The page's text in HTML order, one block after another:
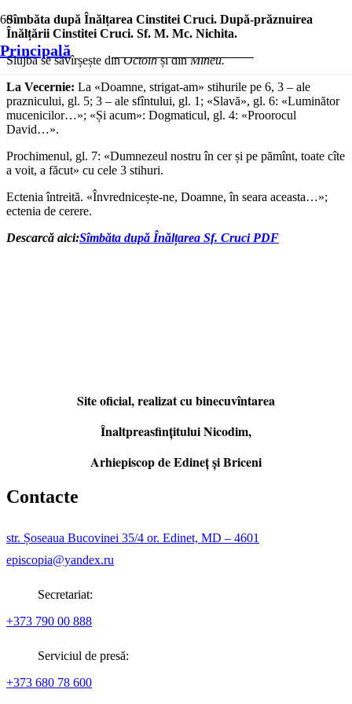
Principală
Sîmbăta după Înălțarea Cinstitei Cruci. După-prăznuirea
Înălțării Cinstitei Cruci. Sf. M. Mc. Nichita.
Slujba se săvîrșește dinOctoihși dinMineu.
La Vecernie: La «Doamne, strigat-am» stihurile pe 6, 3 – ale
praznicului, gl. 5; 3 – ale sfîntului, gl. 1; «Slavă», gl. 6: «Luminător
mucenicilor…»; «Și acum»: Dogmaticul, gl. 4: «Proorocul
David…».
Prochimenul, gl. 7: «Dumnezeul nostru în cer și pe pămînt, toate cîte
a voit, a făcut» cu cele 3 stihuri.
Ectenia întreită. «Învrednicește-ne, Doamne, în seara aceasta…»;
ectenia de cerere.
Descarcă aici:Sîmbăta după Înălțarea Sf. Cruci PDF
Site oficial, realizat cu binecuvîntarea
Înaltpreasfințitului Nicodim,
Arhiepiscop de Edineţ şi Briceni
Contacte
str. Șoseaua Bucovinei 35/4 or. Edinet, MD – 4601
episcopia@yandex.ru
Secretariat:
+373 790 00 888
Serviciul de presă:
+373 680 78 600